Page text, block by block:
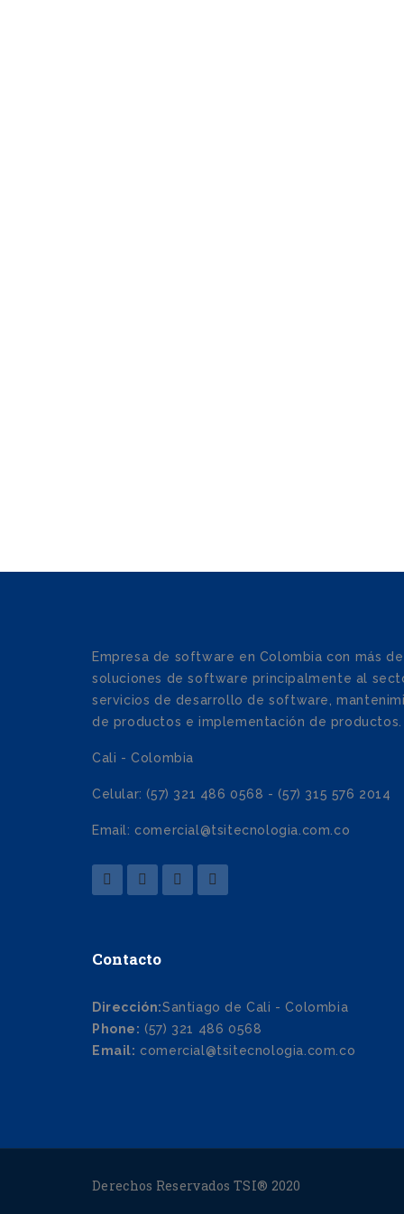
Empresa de software en Colombia con más
soluciones de software principalmente al
servicios de desarrollo de software,
de productos e implementación de productos.
Cali - Colombia
Celular: (57) 321 486 0568 - (57) 315 576 2014
Email: comercial@tsitecnologia.com.co
Contacto
Dirección:Santiago de Cali - Colombia
Phone: (57) 321 486 0568
Email: comercial@tsitecnologia.com.co
Derechos Reservados TSI® 2020